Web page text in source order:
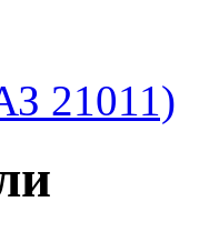
21011)